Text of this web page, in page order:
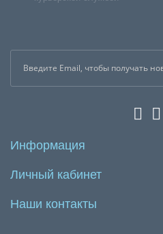
Информация
Личный кабинет
Наши контакты